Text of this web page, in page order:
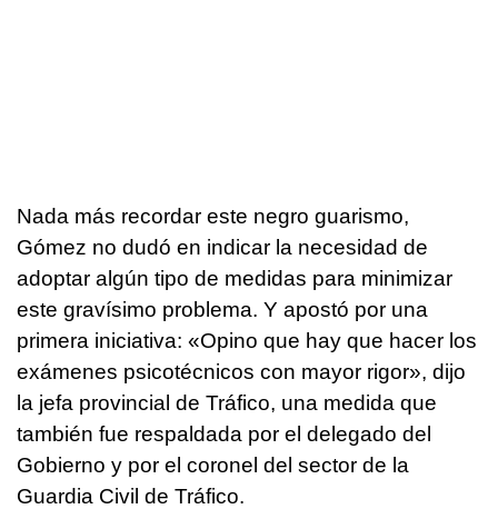
Nada más recordar este negro guarismo,
Gómez no dudó en indicar la necesidad de
adoptar algún tipo de medidas para minimizar
este gravísimo problema. Y apostó por una
primera iniciativa: «Opino que hay que hacer los
exámenes psicotécnicos con mayor rigor», dijo
la jefa provincial de Tráfico, una medida que
también fue respaldada por el delegado del
Gobierno y por el coronel del sector de la
Guardia Civil de Tráfico.